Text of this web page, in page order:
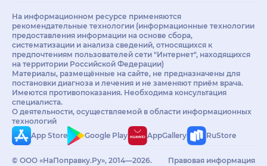
На информационном ресурсе применяются
рекомендательные технологии (информационные технологии
предоставления информации на основе сбора,
систематизации и анализа сведений, относящихся к
предпочтениям пользователей сети "Интернет", находящихся
на территории Российской Федерации)
Материалы, размещённые на сайте, не предназначены для
постановки диагноза и лечения и не заменяют приём врача.
Имеются противопоказания. Необходима консультация
специалиста.
О деятельности, осуществляемой в области информационных
технологий
App Store
Google Play AppGallery RuStore
© ООО «НаПоправку.Ру», 2014—2026.
Правовая информация